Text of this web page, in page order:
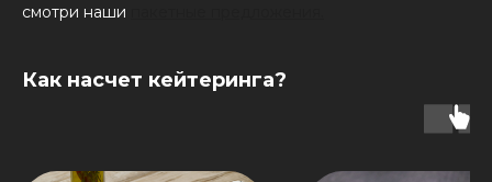
смотри наши
Как насчет кейтеринга?